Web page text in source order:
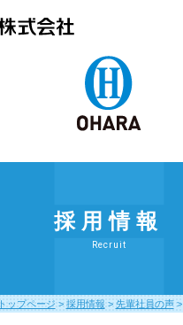
採用情報
Recruit
トップページ > 採用情報 > 先輩社員の声>